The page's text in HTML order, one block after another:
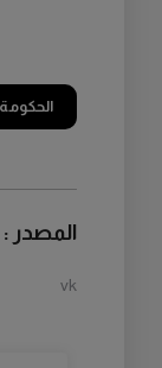
المصدر :
vk